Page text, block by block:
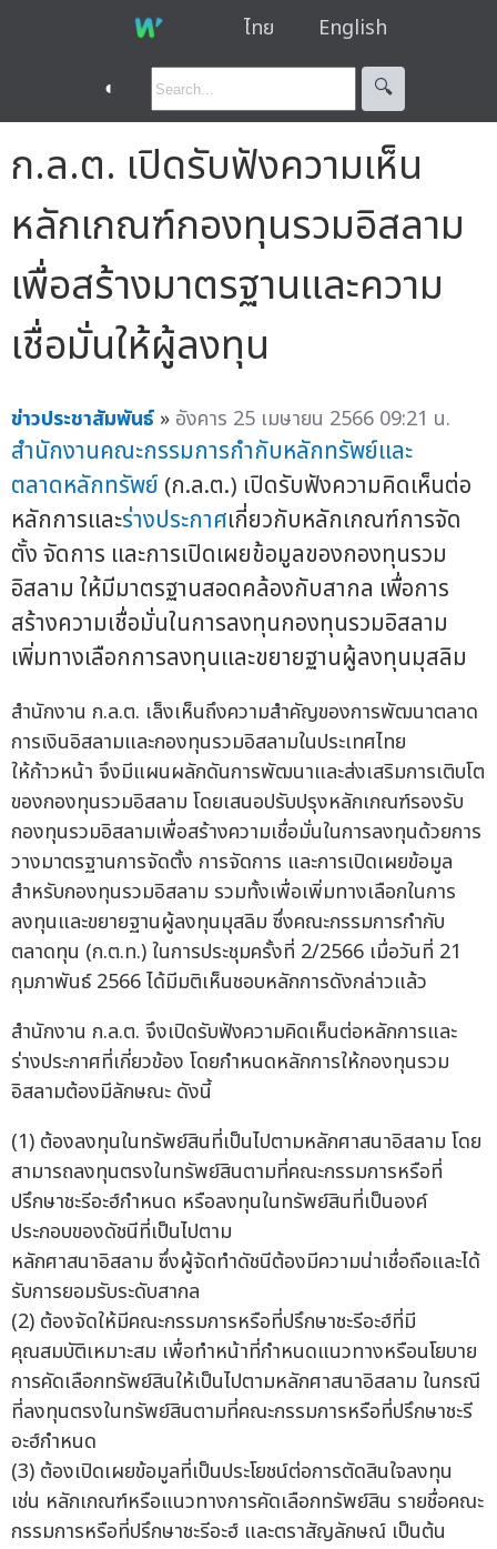
ไทย English
◐ 🔍︎
ก.ล.ต. เปิดรับฟังความเห็น
หลักเกณฑ์กองทุนรวมอิสลาม
เพื่อสร้างมาตรฐานและความ
เชื่อมั่นให้ผู้ลงทุน
ข่าวประชาสัมพันธ์ » อังคาร 25 เมษายน 2566 09:21 น.
สำนักงานคณะกรรมการกำกับหลักทรัพย์และ
ตลาดหลักทรัพย์ (ก.ล.ต.) เปิดรับฟังความคิดเห็นต่อ
หลักการและร่างประกาศเกี่ยวกับหลักเกณฑ์การจัด
ตั้ง จัดการ และการเปิดเผยข้อมูลของกองทุนรวม
อิสลาม ให้มีมาตรฐานสอดคล้องกับสากล เพื่อการ
สร้างความเชื่อมั่นในการลงทุนกองทุนรวมอิสลาม
เพิ่มทางเลือกการลงทุนและขยายฐานผู้ลงทุนมุสลิม
สำนักงาน ก.ล.ต. เล็งเห็นถึงความสำคัญของการพัฒนาตลาด
การเงินอิสลามและกองทุนรวมอิสลามในประเทศไทย
ให้ก้าวหน้า จึงมีแผนผลักดันการพัฒนาและส่งเสริมการเติบโต
ของกองทุนรวมอิสลาม โดยเสนอปรับปรุงหลักเกณฑ์รองรับ
กองทุนรวมอิสลามเพื่อสร้างความเชื่อมั่นในการลงทุนด้วยการ
วางมาตรฐานการจัดตั้ง การจัดการ และการเปิดเผยข้อมูล
สำหรับกองทุนรวมอิสลาม รวมทั้งเพื่อเพิ่มทางเลือกในการ
ลงทุนและขยายฐานผู้ลงทุนมุสลิม ซึ่งคณะกรรมการกำกับ
ตลาดทุน (ก.ต.ท.) ในการประชุมครั้งที่ 2/2566 เมื่อวันที่ 21
กุมภาพันธ์ 2566 ได้มีมติเห็นชอบหลักการดังกล่าวแล้ว
สำนักงาน ก.ล.ต. จึงเปิดรับฟังความคิดเห็นต่อหลักการและ
ร่างประกาศที่เกี่ยวข้อง โดยกำหนดหลักการให้กองทุนรวม
อิสลามต้องมีลักษณะ ดังนี้
(1) ต้องลงทุนในทรัพย์สินที่เป็นไปตามหลักศาสนาอิสลาม โดย
สามารถลงทุนตรงในทรัพย์สินตามที่คณะกรรมการหรือที่
ปรึกษาชะรีอะฮ์กำหนด หรือลงทุนในทรัพย์สินที่เป็นองค์
ประกอบของดัชนีที่เป็นไปตาม
หลักศาสนาอิสลาม ซึ่งผู้จัดทำดัชนีต้องมีความน่าเชื่อถือและได้
รับการยอมรับระดับสากล
(2) ต้องจัดให้มีคณะกรรมการหรือที่ปรึกษาชะรีอะฮ์ที่มี
คุณสมบัติเหมาะสม เพื่อทำหน้าที่กำหนดแนวทางหรือนโยบาย
การคัดเลือกทรัพย์สินให้เป็นไปตามหลักศาสนาอิสลาม ในกรณี
ที่ลงทุนตรงในทรัพย์สินตามที่คณะกรรมการหรือที่ปรึกษาชะรี
อะฮ์กำหนด
(3) ต้องเปิดเผยข้อมูลที่เป็นประโยชน์ต่อการตัดสินใจลงทุน
เช่น หลักเกณฑ์หรือแนวทางการคัดเลือกทรัพย์สิน รายชื่อคณะ
กรรมการหรือที่ปรึกษาชะรีอะฮ์ และตราสัญลักษณ์ เป็นต้น